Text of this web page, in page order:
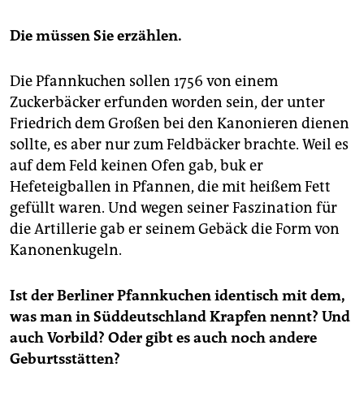
Die müssen Sie erzählen.
Die Pfannkuchen sollen 1756 von einem
Zuckerbäcker erfunden worden sein, der unter
Friedrich dem Großen bei den Kanonieren dienen
sollte, es aber nur zum Feldbäcker brachte. Weil es
auf dem Feld keinen Ofen gab, buk er
Hefeteigballen in Pfannen, die mit heißem Fett
gefüllt waren. Und wegen seiner Faszination für
die Artillerie gab er seinem Gebäck die Form von
Kanonenkugeln.
Ist der Berliner Pfannkuchen identisch mit dem,
was man in Süddeutschland Krapfen nennt? Und
auch Vorbild? Oder gibt es auch noch andere
Geburtsstätten?